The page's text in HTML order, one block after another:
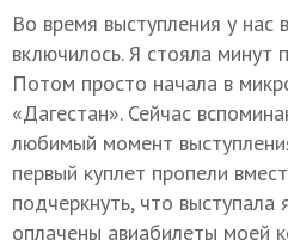
Во время выступления у нас
включилось. Я стояла минут
Потом просто начала в
«Дагестан». Сейчас
любимый момент
первый куплет пропели
подчеркнуть, что выступала
оплачены авиабилеты моей